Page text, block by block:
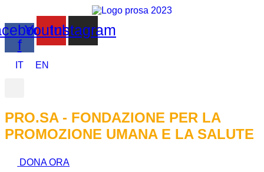
f
YoutubeInstagram
IT EN
PRO.SA - FONDAZIONE PER LA
PROMOZIONE UMANA E LA SALUTE
DONA ORA